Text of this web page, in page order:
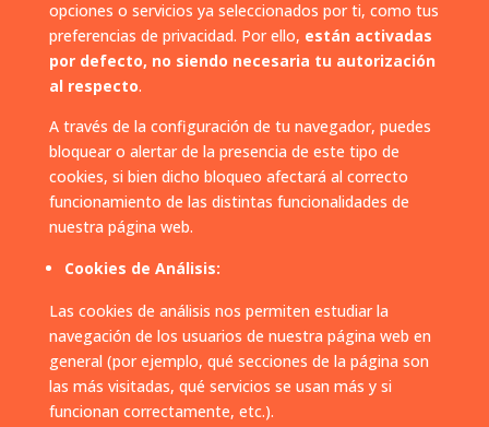
opciones o servicios ya seleccionados por ti, como tus
preferencias de privacidad. Por ello, están activadas
por defecto, no siendo necesaria tu autorización
al respecto.
A través de la configuración de tu navegador, puedes
bloquear o alertar de la presencia de este tipo de
cookies, si bien dicho bloqueo afectará al correcto
funcionamiento de las distintas funcionalidades de
nuestra página web.
Cookies de Análisis:
Las cookies de análisis nos permiten estudiar la
navegación de los usuarios de nuestra página web en
general (por ejemplo, qué secciones de la página son
las más visitadas, qué servicios se usan más y si
funcionan correctamente, etc.).